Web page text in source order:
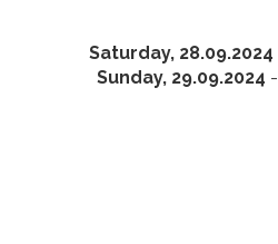
Saturday, 28.09.2024
Sunday, 29.09.2024